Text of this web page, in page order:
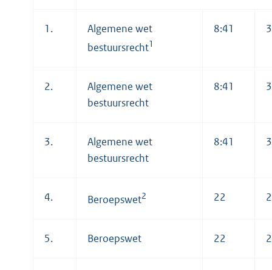
1.
Algemene wet
bestuursrecht1
8:41 3
2.
Algemene wet
bestuursrecht
8:41 3
3.
Algemene wet
bestuursrecht
8:41 3
4. Beroepswet2 22 2
5. Beroepswet 22 2